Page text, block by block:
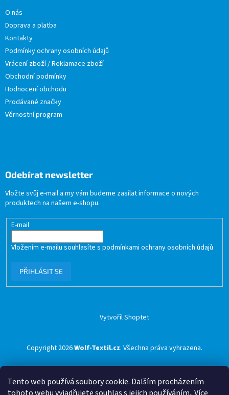
Tento web používá soubory cookie. Dalším procházením
O nás
Doprava a platba
Kontakty
Podmínky ochrany osobních údajů
Vrácení zboží / Reklamace zboží
Obchodní podmínky
Hodnocení obchodu
Prodávané značky
Věrnostní program
Odebírat newsletter
Vložte svůj e-mail a my vám budeme zasílat informace o nových
produktech na našem e-shopu.
E-mail
Vložením e-mailu souhlasíte s podmínkami ochrany osobních údajů
PŘIHLÁSIT SE
Vytvořil Shoptet
Copyright 2026Wolf-Textil.cz. Všechna práva vyhrazena.